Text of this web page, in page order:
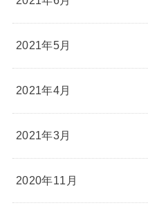
2021年5月
2021年4月
2021年3月
2020年11月